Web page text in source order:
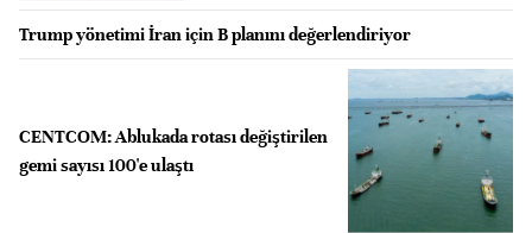
Trump yönetimi İran için B planını değerlendiriyor
CENTCOM: Ablukada rotası değiştirilen
gemi sayısı 100'e ulaştı